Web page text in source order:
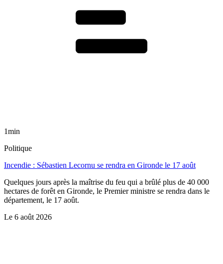
1min
Politique
Incendie : Sébastien Lecornu se rendra en Gironde le 17 août
Quelques jours après la maîtrise du feu qui a brûlé plus de 40 000
hectares de forêt en Gironde, le Premier ministre se rendra dans le
département, le 17 août.
Le 6 août 2026